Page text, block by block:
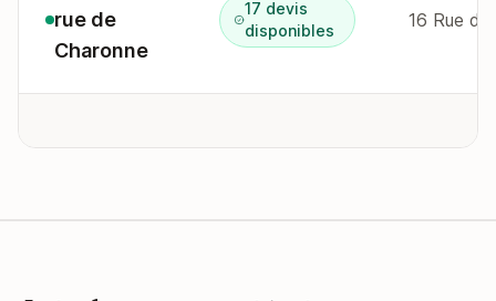
rue de
Charonne
17 devis
disponibles
16 Rue de